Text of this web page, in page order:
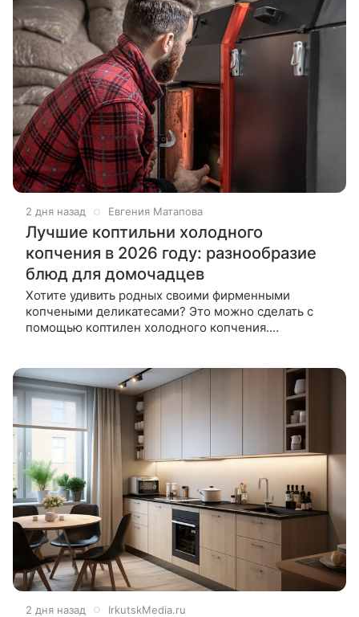
2 дня назад Евгения Матапова
Лучшие коптильни холодного
копчения в 2026 году: разнообразие
блюд для домочадцев
Хотите удивить родных своими фирменными
копчеными деликатесами? Это можно сделать с
помощью коптилен холодного копчения.
2 дня назад IrkutskMedia.ru